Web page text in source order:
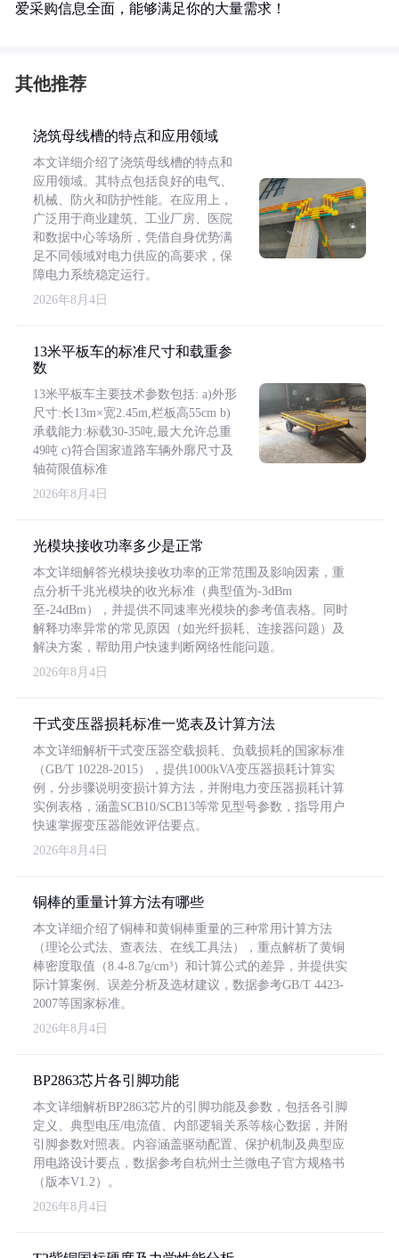
爱采购信息全面，能够满足你的大量需求！
其他推荐
浇筑母线槽的特点和应用领域
本文详细介绍了浇筑母线槽的特点和
应用领域。其特点包括良好的电气、
机械、防火和防护性能。在应用上，
广泛用于商业建筑、工业厂房、医院
和数据中心等场所，凭借自身优势满
足不同领域对电力供应的高要求，保
障电力系统稳定运行。
2026年8月4日
13米平板车的标准尺寸和载重参
数
13米平板车主要技术参数包括: a)外形
尺寸:长13m×宽2.45m,栏板高55cm b)
承载能力:标载30-35吨,最大允许总重
49吨 c)符合国家道路车辆外廓尺寸及
轴荷限值标准
2026年8月4日
光模块接收功率多少是正常
本文详细解答光模块接收功率的正常范围及影响因素，重
点分析千兆光模块的收光标准（典型值为-3dBm
至-24dBm），并提供不同速率光模块的参考值表格。同时
解释功率异常的常见原因（如光纤损耗、连接器问题）及
解决方案，帮助用户快速判断网络性能问题。
2026年8月4日
干式变压器损耗标准一览表及计算方法
本文详细解析干式变压器空载损耗、负载损耗的国家标准
（GB/T 10228-2015），提供1000kVA变压器损耗计算实
例，分步骤说明变损计算方法，并附电力变压器损耗计算
实例表格，涵盖SCB10/SCB13等常见型号参数，指导用户
快速掌握变压器能效评估要点。
2026年8月4日
铜棒的重量计算方法有哪些
本文详细介绍了铜棒和黄铜棒重量的三种常用计算方法
（理论公式法、查表法、在线工具法），重点解析了黄铜
棒密度取值（8.4-8.7g/cm³）和计算公式的差异，并提供实
际计算案例、误差分析及选材建议，数据参考GB/T 4423-
2007等国家标准。
2026年8月4日
BP2863芯片各引脚功能
本文详细解析BP2863芯片的引脚功能及参数，包括各引脚
定义、典型电压/电流值、内部逻辑关系等核心数据，并附
引脚参数对照表。内容涵盖驱动配置、保护机制及典型应
用电路设计要点，数据参考自杭州士兰微电子官方规格书
（版本V1.2）。
2026年8月4日